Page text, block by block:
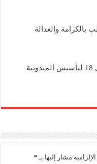
والعدالة
السجن المحلي العرائش 2 يخلّد الذكرى 18 لتأسيس المندوبية
مشار إليها بـ *